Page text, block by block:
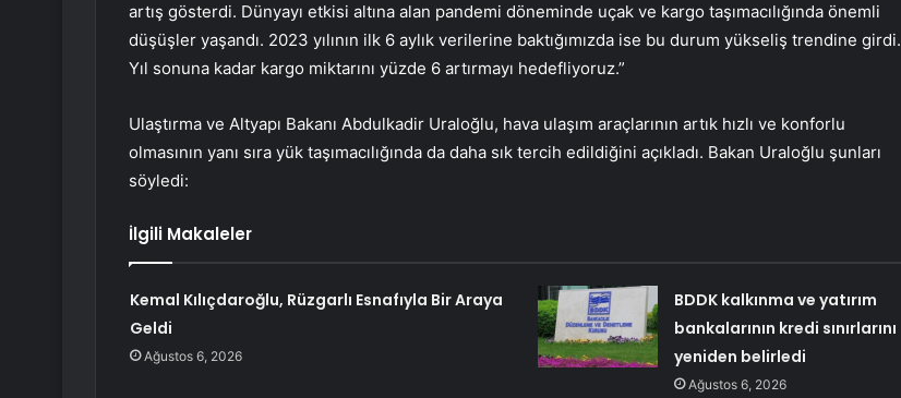
artış gösterdi. Dünyayı etkisi altına alan pandemi döneminde uçak ve kargo taşımacılığında önemli
düşüşler yaşandı. 2023 yılının ilk 6 aylık verilerine baktığımızda ise bu durum yükseliş trendine girdi.
Yıl sonuna kadar kargo miktarını yüzde 6 artırmayı hedefliyoruz.”
Ulaştırma ve Altyapı Bakanı Abdulkadir Uraloğlu, hava ulaşım araçlarının artık hızlı ve konforlu
olmasının yanı sıra yük taşımacılığında da daha sık tercih edildiğini açıkladı. Bakan Uraloğlu şunları
söyledi:
İlgili Makaleler
Kemal Kılıçdaroğlu, Rüzgarlı Esnafıyla Bir Araya
Geldi
Ağustos 6, 2026
BDDK kalkınma ve yatırım
bankalarının kredi sınırlarını
yeniden belirledi
Ağustos 6, 2026